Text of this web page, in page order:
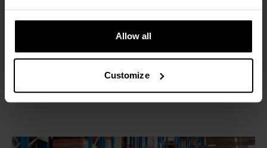
Allow all
Customize
"O RAVAS Ergo Scissor Lift não só
sua eficiência para o próximo nível."